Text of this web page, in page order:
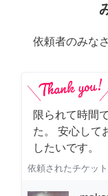
依頼者のみな
限られて時間
た。 安心して
したいです。
依頼されたチケット